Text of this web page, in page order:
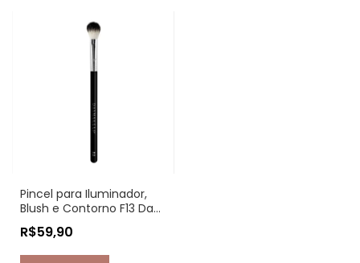
Pincel para Iluminador,
Blush e Contorno F13 Day
Makeup
R$59,90